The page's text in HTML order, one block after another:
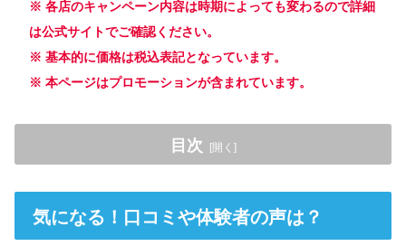
※ 各店のキャンペーン内容は時期によっても変わるので詳細
は公式サイトでご確認ください。
※ 基本的に価格は税込表記となっています。
※ 本ページはプロモーションが含まれています。
目次
ELEMENT（エレメント）北千住店とは？
気になる！口コミや体験者の声は？